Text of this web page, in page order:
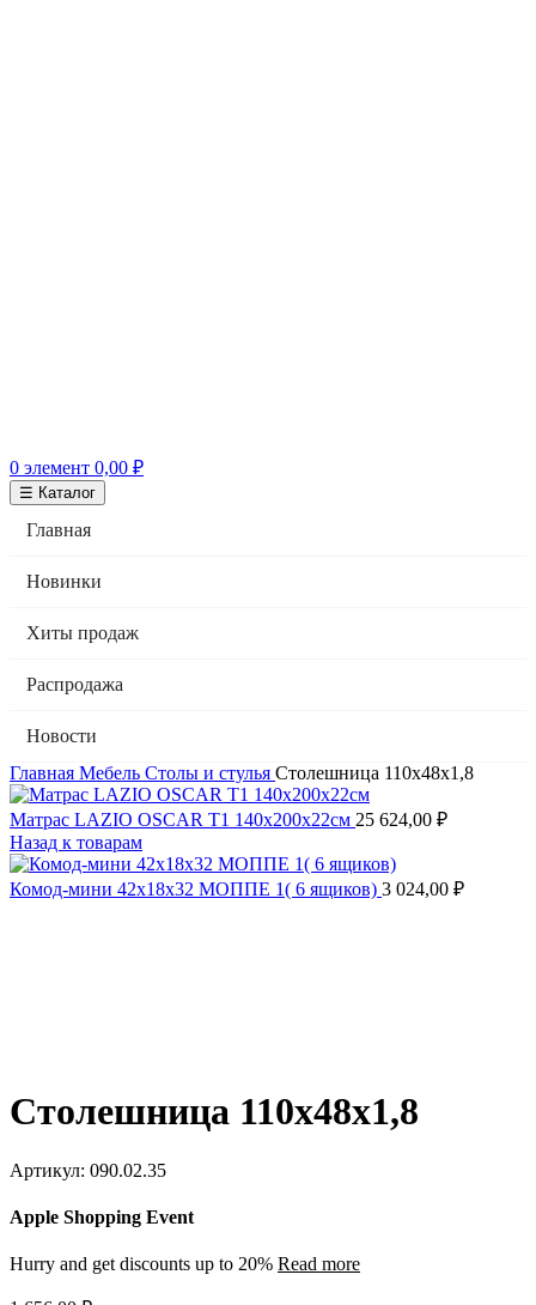
0 элемент 0,00 ₽
☰ Каталог
Главная
Новинки
Хиты продаж
Распродажа
Новости
Главная Мебель Столы и стулья Столешница 110х48х1,8
Матрас LAZIO OSCAR T1 140х200х22см 25 624,00 ₽
Назад к товарам
Комод-мини 42х18х32 МОППЕ 1( 6 ящиков) 3 024,00 ₽
Столешница 110х48х1,8
Артикул: 090.02.35
Apple Shopping Event
Hurry and get discounts up to 20% Read more